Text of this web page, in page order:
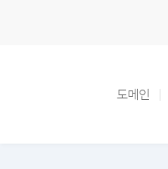
도메인